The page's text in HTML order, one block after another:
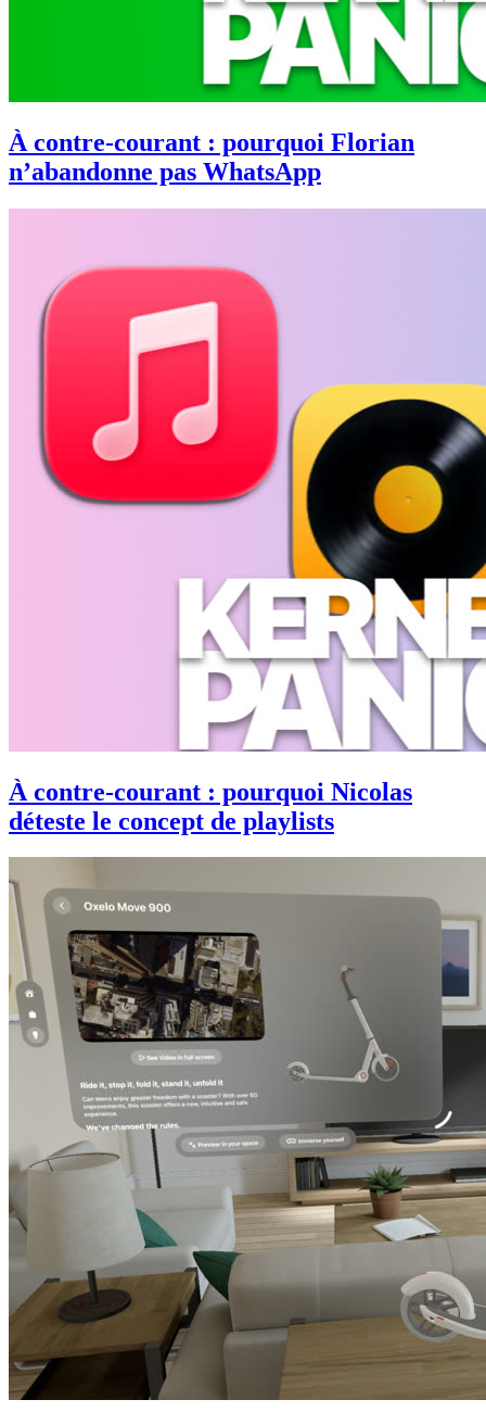
À contre-courant : pourquoi Florian
n’abandonne pas WhatsApp
À contre-courant : pourquoi Nicolas
déteste le concept de playlists